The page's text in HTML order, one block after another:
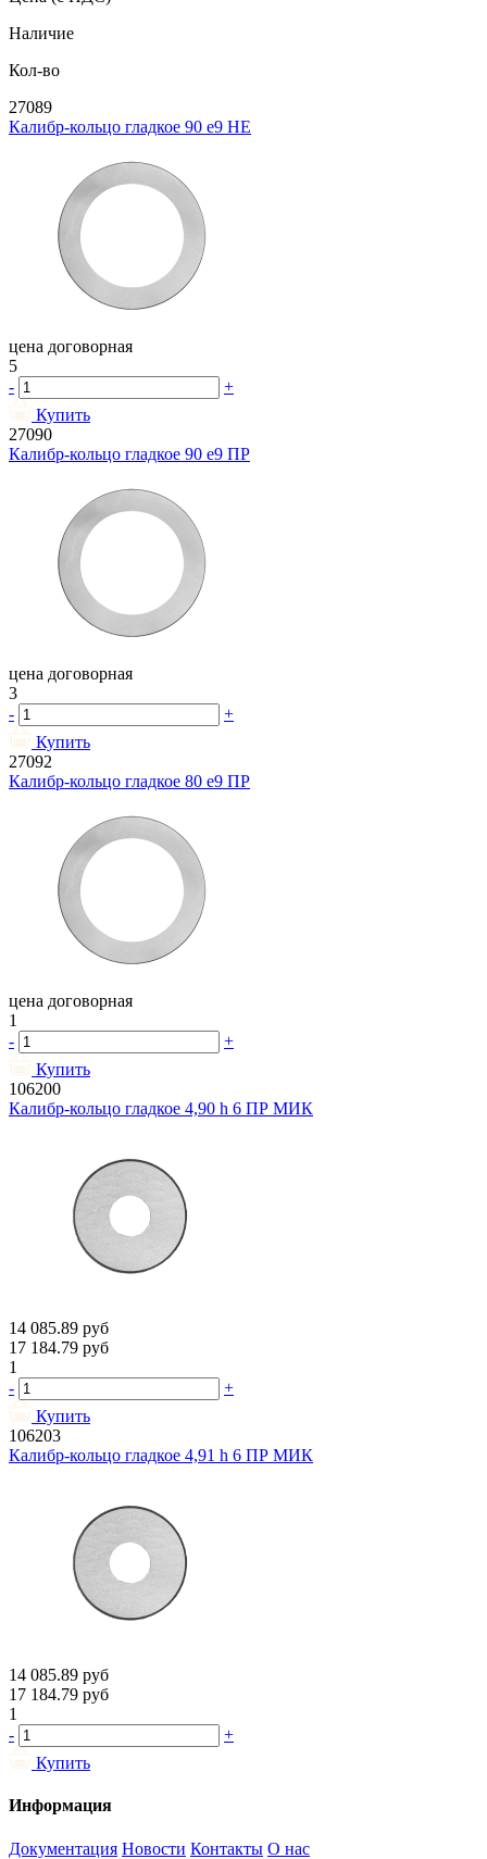
Наличие
Кол-во
27089
Калибр-кольцо гладкое 90 e9 НЕ
цена договорная
5
-
+
Купить
27090
Калибр-кольцо гладкое 90 e9 ПР
цена договорная
3
-
+
Купить
27092
Калибр-кольцо гладкое 80 e9 ПР
цена договорная
1
-
+
Купить
106200
Калибр-кольцо гладкое 4,90 h 6 ПР МИК
14 085.89 руб
17 184.79 руб
1
-
+
Купить
106203
Калибр-кольцо гладкое 4,91 h 6 ПР МИК
14 085.89 руб
17 184.79 руб
1
-
+
Купить
Информация
Документация Новости Контакты О нас